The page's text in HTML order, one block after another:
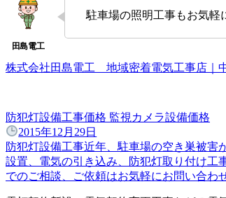
駐車場の照明工事もお気軽
株式会社田島電工 地域密着電気工事店｜
防犯灯設備工事価格 監視カメラ設備価格
2015年12月29日
防犯灯設備工事近年、駐車場の空き巣被
設置、電気の引き込み、防犯灯取り付け工
でのご相談、ご依頼はお気軽にお問い合わ